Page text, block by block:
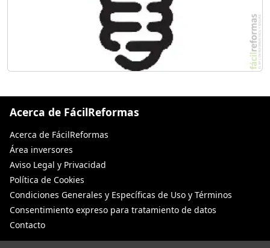
Acerca de FácilReformas
Acerca de FácilReformas
Área inversores
Aviso Legal y Privacidad
Política de Cookies
Condiciones Generales y Específicas de Uso y Términos
Consentimiento expreso para tratamiento de datos
Contacto